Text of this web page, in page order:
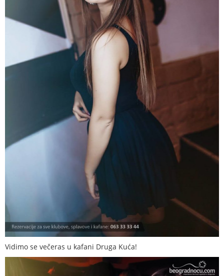
Vidimo se večeras u kafani Druga Kuća!